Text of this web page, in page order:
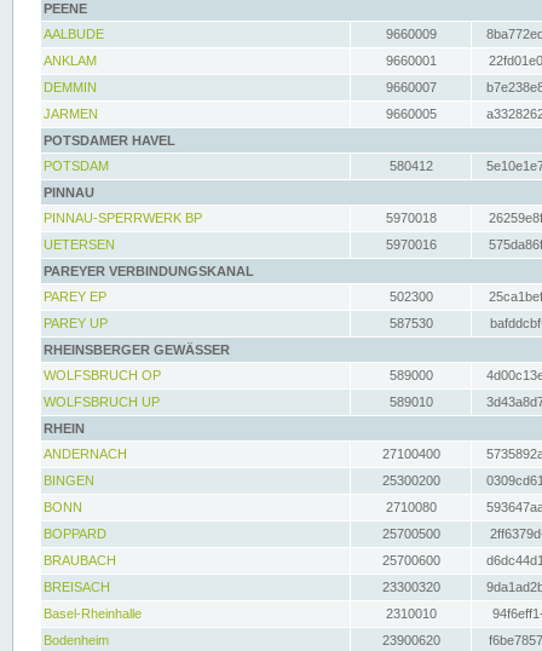
PEENE
AALBUDE
9660009
ANKLAM
9660001
DEMMIN
9660007
JARMEN
9660005
POTSDAMER HAVEL
POTSDAM
580412
PINNAU
PINNAU-SPERRWERK BP
5970018
UETERSEN
5970016
PAREYER VERBINDUNGSKANAL
PAREY EP
502300
PAREY UP
587530
RHEINSBERGER GEWÄSSER
WOLFSBRUCH OP
589000
WOLFSBRUCH UP
589010
RHEIN
ANDERNACH
27100400
BINGEN
25300200
BONN
2710080
BOPPARD
25700500
BRAUBACH
25700600
BREISACH
23300320
Basel-Rheinhalle
2310010
Bodenheim
23900620